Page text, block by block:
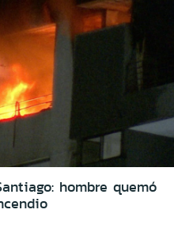
hombre quemó